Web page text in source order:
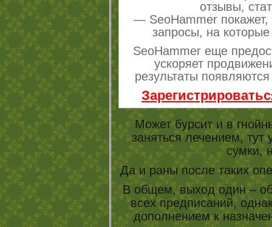
отзывы,
— SeoHammer покажет,
запросы, на
SeoHammer еще
ускоряет
результаты
Может бурсит и в
заняться лечением,
сумки,
Да и раны после таких
В общем, выход один –
всех предписаний,
дополнением к